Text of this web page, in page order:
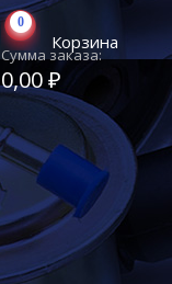
0
Корзина
Сумма заказа:
0,00 ₽